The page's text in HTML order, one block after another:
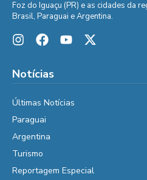
Foz do Iguaçu (PR) e as cidades da
Brasil, Paraguai e Argentina.
Notícias
Últimas Notícias
Paraguai
Argentina
Turismo
Reportagem Especial